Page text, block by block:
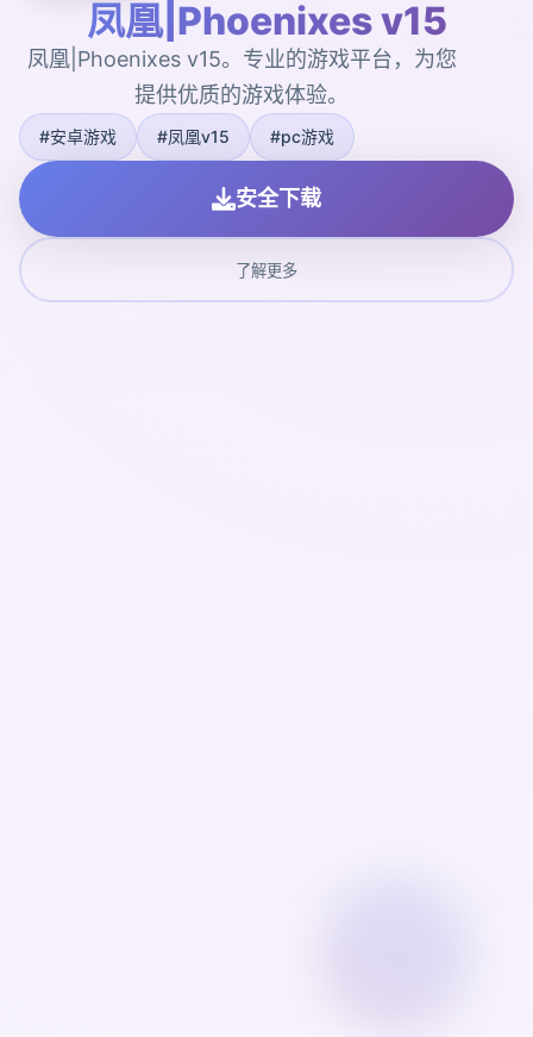
凤凰|Phoenixes v15
凤凰|Phoenixes v15。专业的游戏平台，为您
提供优质的游戏体验。
#安卓游戏 #凤凰v15 #pc游戏
安全下载
了解更多